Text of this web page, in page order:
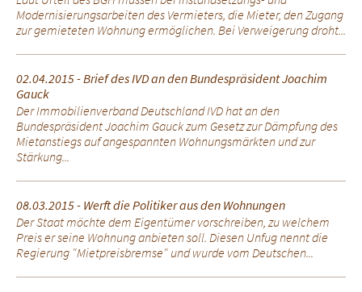
Modernisierungsarbeiten des Vermieters, die Mieter, den Zugang
zur gemieteten Wohnung ermöglichen. Bei Verweigerung droht...
02.04.2015 - Brief des IVD an den Bundespräsident Joachim
Gauck
Der Immobilienverband Deutschland IVD hat an den
Bundespräsident Joachim Gauck zum Gesetz zur Dämpfung des
Mietanstiegs auf angespannten Wohnungsmärkten und zur
Stärkung...
08.03.2015 - Werft die Politiker aus den Wohnungen
Der Staat möchte dem Eigentümer vorschreiben, zu welchem
Preis er seine Wohnung anbieten soll. Diesen Unfug nennt die
Regierung "Mietpreisbremse" und wurde vom Deutschen...